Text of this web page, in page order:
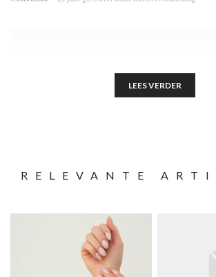
LEES VERDER
RELEVANTE